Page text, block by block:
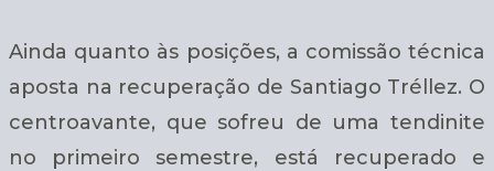
Ainda quanto às posições, a comissão técnica
aposta na recuperação de Santiago Tréllez. O
centroavante, que sofreu de uma tendinite
no primeiro semestre, está recuperado e